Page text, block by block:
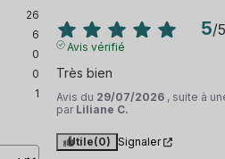
26
6
0
0
1
5/5
Avis vérifié
Très bien
Avis du 29/07/2026 , suite à
par Liliane C.
Utile(0) Signaler